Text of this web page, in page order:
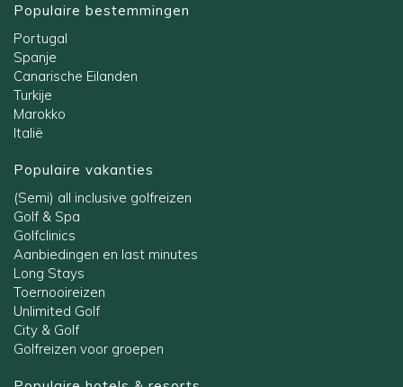
Populaire bestemmingen
Portugal
Spanje
Canarische Eilanden
Turkije
Marokko
Italië
Populaire vakanties
(Semi) all inclusive golfreizen
Golf & Spa
Golfclinics
Aanbiedingen en last minutes
Long Stays
Toernooireizen
Unlimited Golf
City & Golf
Golfreizen voor groepen